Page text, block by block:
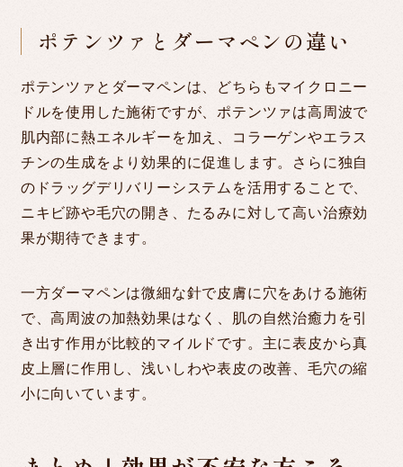
ポテンツァとダーマペンの違い
ポテンツァとダーマペンは、どちらもマイクロニー
ドルを使用した施術ですが、ポテンツァは高周波で
肌内部に熱エネルギーを加え、コラーゲンやエラス
チンの生成をより効果的に促進します。さらに独自
のドラッグデリバリーシステムを活用することで、
ニキビ跡や毛穴の開き、たるみに対して高い治療効
果が期待できます。
一方ダーマペンは微細な針で皮膚に穴をあける施術
で、高周波の加熱効果はなく、肌の自然治癒力を引
き出す作用が比較的マイルドです。主に表皮から真
皮上層に作用し、浅いしわや表皮の改善、毛穴の縮
小に向いています。